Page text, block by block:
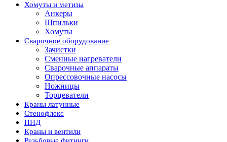
Хомуты и метизы
Анкеры
Шпильки
Хомуты
Сварочное оборудование
Зачистки
Сменные нагреватели
Сварочные аппараты
Опрессовочные насосы
Ножницы
Торцеватели
Краны латунные
Стенофлекс
ПНД
Краны и вентили